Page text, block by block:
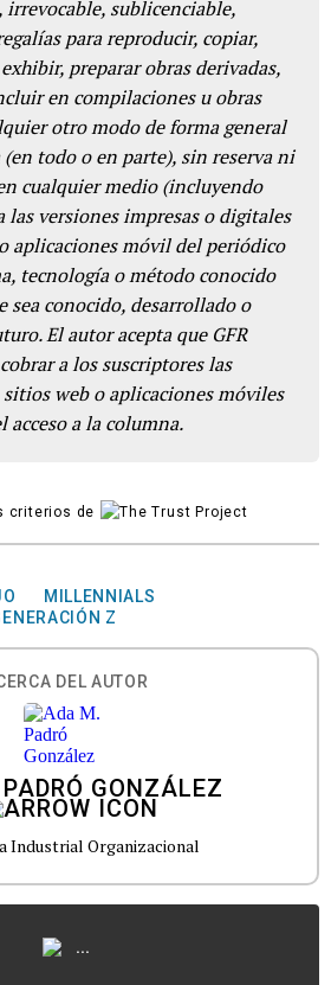
irrevocable, sublicenciable,
para reproducir, copiar,
preparar obras derivadas,
en compilaciones u obras
otro modo de forma general
todo o en parte), sin reserva ni
cualquier medio (incluyendo
versiones impresas o digitales
aplicaciones móvil del periódico
tecnología o método conocido
sea conocido, desarrollado o
El autor acepta que GFR
a los suscriptores las
web o aplicaciones móviles
acceso a la columna.
criterios de
MILLENNIALS
Z
DEL AUTOR
GONZÁLEZ
Industrial Organizacional
...